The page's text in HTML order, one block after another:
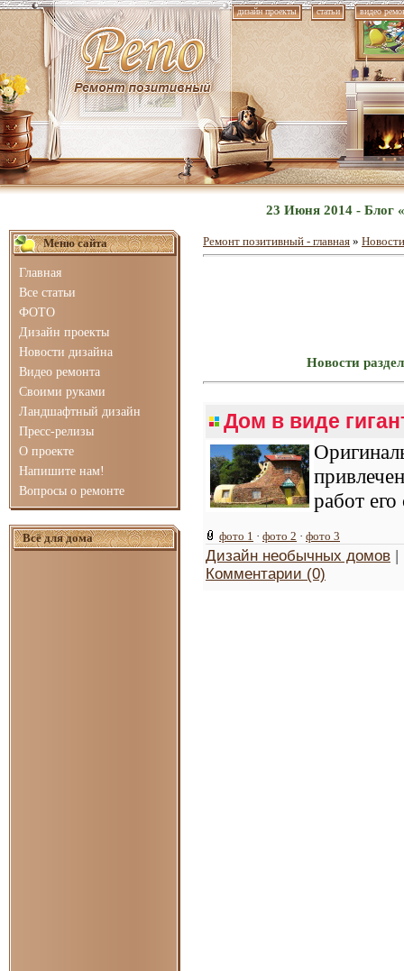
дизайн проекты статьи видео
23 Июня 2014 - Блог
Меню сайта
Главная
Все статьи
ФОТО
Дизайн проекты
Новости дизайна
Видео ремонта
Своими руками
Ландшафтный дизайн
Пресс-релизы
О проекте
Напишите нам!
Вопросы о ремонте
Всё для дома
Ремонт позитивный - главная »
Новости
Дом в виде
работ
фото 1 · фото 2 · фото 3
Дизайн необычных домов |
Комментарии (0)